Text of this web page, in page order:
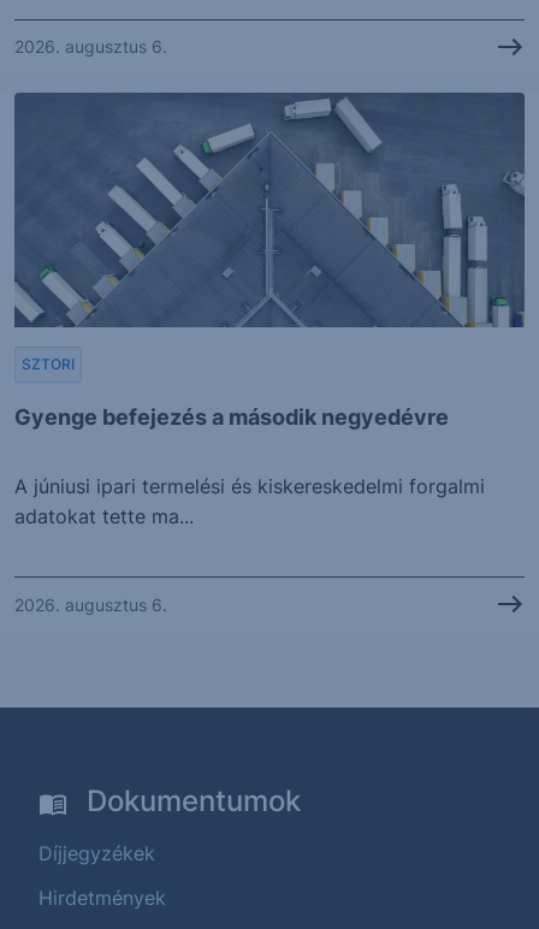
2026. augusztus 6.
Gyenge befejezés a második negyedévre
SZTORI
A júniusi ipari termelési és kiskereskedelmi forgalmi
adatokat tette ma...
2026. augusztus 6.
Dokumentumok
Díjjegyzékek
Hirdetmények